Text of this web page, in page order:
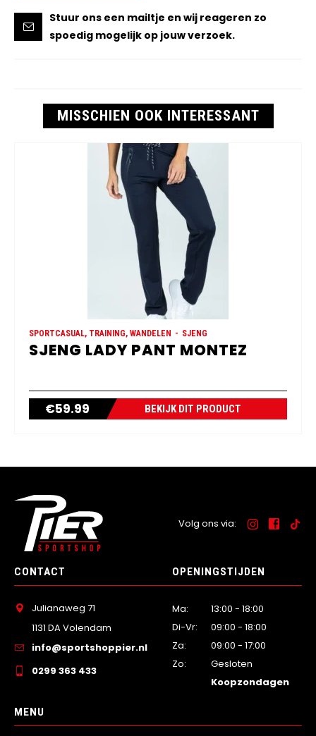
Stuur ons een mailtje en wij reageren zo
spoedig mogelijk op jouw verzoek.
MISSCHIEN OOK INTERESSANT
SPORTCASUAL, TRAINING, WANDELEN SJENG
SJENG LADY PANT MONTEZ
€59.99 BEKIJK DIT PRODUCT
Volg ons via:
CONTACT
Julianaweg 71
1131 DA Volendam
info@sportshoppier.nl
0299 363 433
OPENINGSTIJDEN
Ma:
13:00 - 18:00
Di-Vr:
09:00 - 18:00
Za:
09:00 - 17:00
Zo:
Gesloten
Koopzondagen
MENU